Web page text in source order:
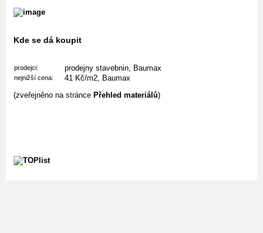
Kde se dá koupit
prodejci: prodejny stavebnin, Baumax
nejnižší cena:
41 Kč/m2, Baumax
(zveřejněno na stránce Přehled materiálů)